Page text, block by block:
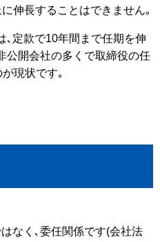
伸長することはできません｡
､定款で10年間まで任期を伸
公開会社の多くで取締役の任
現状です｡
なく､委任関係です(会社法